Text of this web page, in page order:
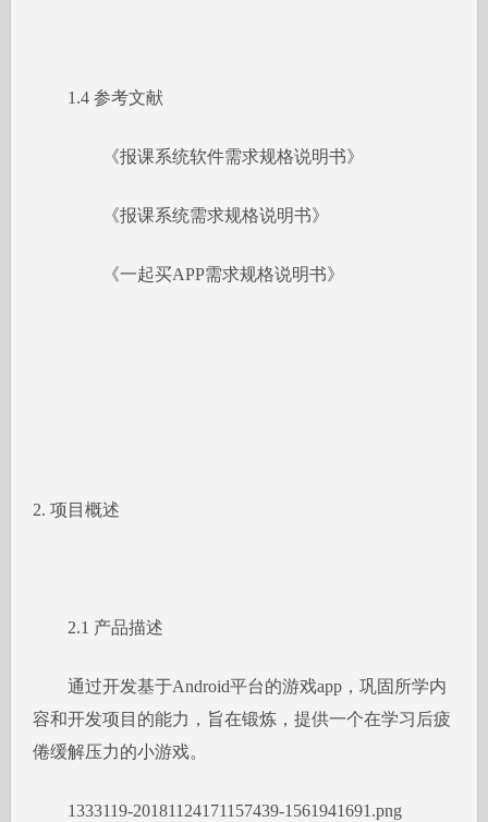
1.4 参考文献
《报课系统软件需求规格说明书》
《报课系统需求规格说明书》
《一起买APP需求规格说明书》
2. 项目概述
2.1 产品描述
通过开发基于Android平台的游戏app，巩固所学内
容和开发项目的能力，旨在锻炼，提供一个在学习后疲
倦缓解压力的小游戏。
1333119-20181124171157439-1561941691.png